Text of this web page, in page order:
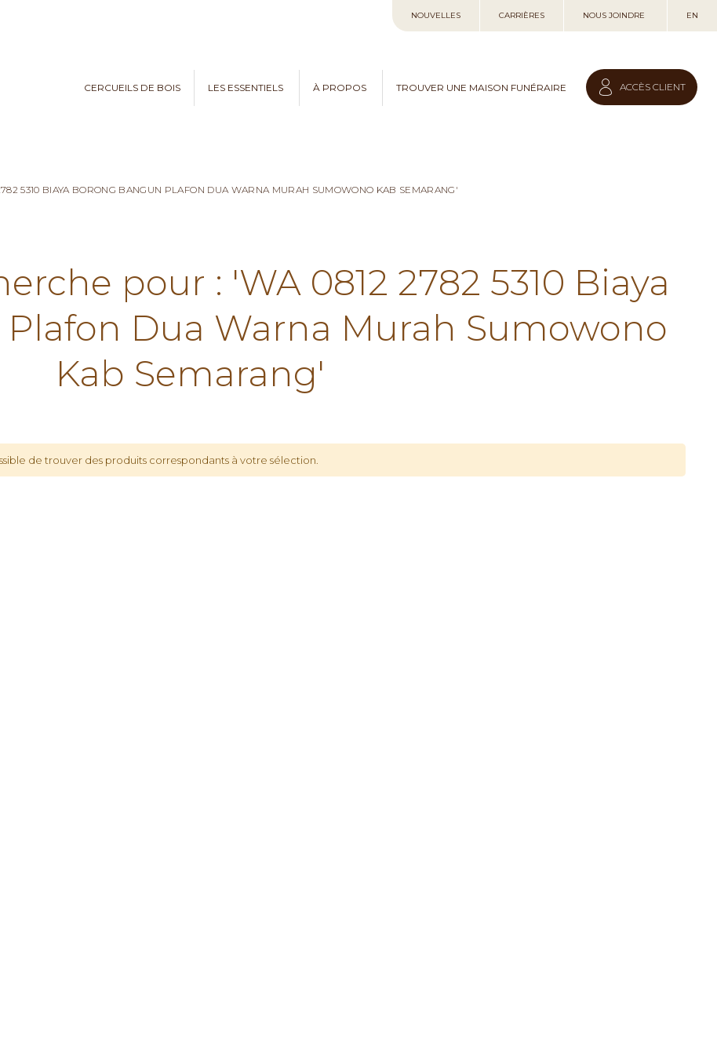
au
NOUVELLES CARRIÈRES NOUS JOINDRE EN
CERCUEILS DE BOIS LES ESSENTIELS À PROPOS TROUVER UNE MAISON FUNÉRAIRE ACCÈS CLIENT
5310 BIAYA BORONG BANGUN PLAFON DUA WARNA MURAH SUMOWONO KAB SEMARANG'
pour : 'WA 0812 2782 5310 Biaya
Dua Warna Murah Sumowono
Kab Semarang'
de trouver des produits correspondants à votre sélection.